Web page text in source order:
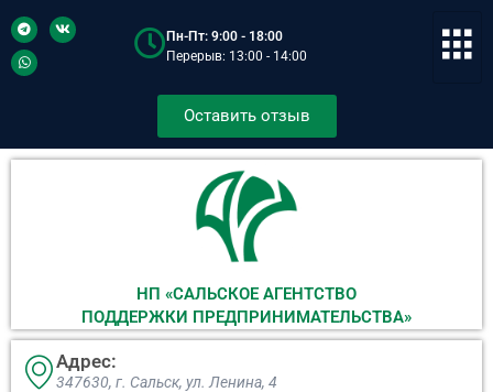
Пн-Пт: 9:00 - 18:00
Перерыв: 13:00 - 14:00
Оставить отзыв
НП «САЛЬСКОЕ АГЕНТСТВО
ПОДДЕРЖКИ ПРЕДПРИНИМАТЕЛЬСТВА»
Адрес:
347630, г. Сальск, ул. Ленина, 4​